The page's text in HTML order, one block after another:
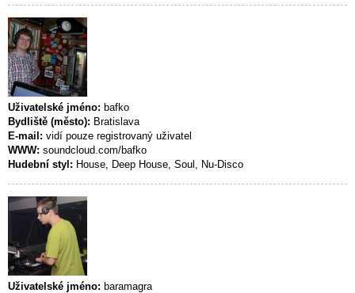
Uživatelské jméno: bafko
Bydliště (město): Bratislava
E-mail: vidí pouze registrovaný uživatel
WWW: soundcloud.com/bafko
Hudební styl: House, Deep House, Soul, Nu-Disco
Uživatelské jméno: baramagra